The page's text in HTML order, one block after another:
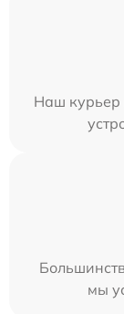
Наш курьер
мы